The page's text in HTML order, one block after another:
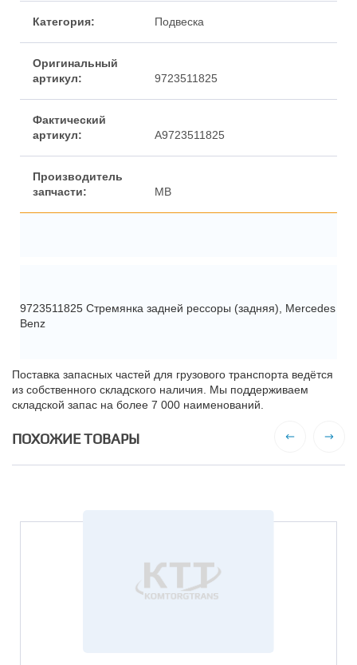
Категория: Подвеска
Оригинальный
артикул:
9723511825
Фактический
артикул:
A9723511825
Производитель
запчасти:
MB
9723511825 Стремянка задней рессоры (задняя), Mercedes
Benz
Поставка запасных частей для грузового транспорта ведётся
из собственного складского наличия. Мы поддерживаем
складской запас на более 7 000 наименований.
ПОХОЖИЕ ТОВАРЫ